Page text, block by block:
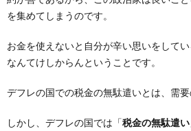
を集めてしまうのです。
お金を使えないと自分が辛い思いをして
なんてけしからんということです。
デフレの国での税金の無駄遣いとは、需
しかし、デフレの国では「税金の無駄遣い